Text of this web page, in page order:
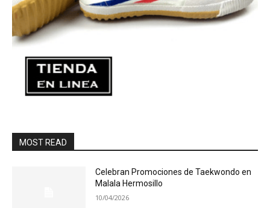
MOST READ
Celebran Promociones de Taekwondo en
Malala Hermosillo
10/04/2026